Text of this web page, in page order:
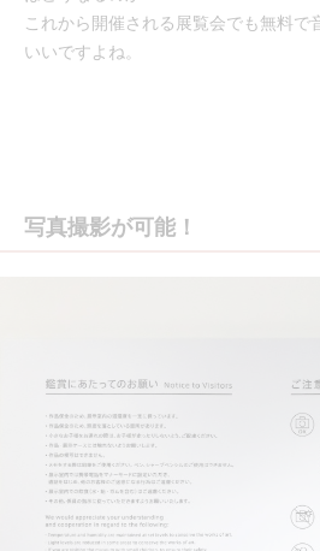
これから開催される展覧会でも無料で
いいですよね。
写真撮影が可能！